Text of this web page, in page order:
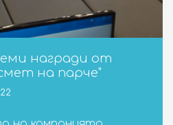
награди от
на парче"